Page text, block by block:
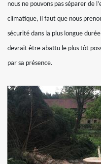
nous ne pouvons pas séparer de
climatique, il faut que nous
sécurité dans la plus longue
devrait être abattu le plus tôt
par sa présence.